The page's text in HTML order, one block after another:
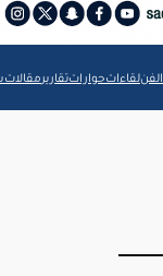
الفنلقاءاتحواراتتقاريرمقالات